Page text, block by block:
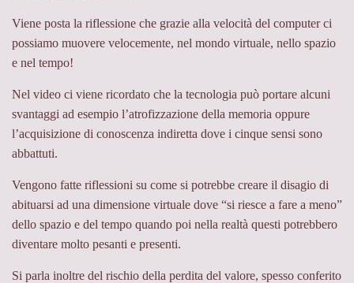
Viene posta la riflessione che grazie alla velocità del computer ci
possiamo muovere velocemente, nel mondo virtuale, nello spazio
e nel tempo!
Nel video ci viene ricordato che la tecnologia può portare alcuni
svantaggi ad esempio l’atrofizzazione della memoria oppure
l’acquisizione di conoscenza indiretta dove i cinque sensi sono
abbattuti.
Vengono fatte riflessioni su come si potrebbe creare il disagio di
abituarsi ad una dimensione virtuale dove “si riesce a fare a meno”
dello spazio e del tempo quando poi nella realtà questi potrebbero
diventare molto pesanti e presenti.
Si parla inoltre del rischio della perdita del valore, spesso conferito